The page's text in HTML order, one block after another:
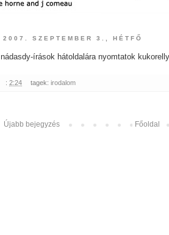
2007. SZEPTEMBER 3., HÉTFŐ
nádasdy-írások hátoldalára nyomtatok
: 2:24 tagek: irodalom
Újabb bejegyzés Főoldal